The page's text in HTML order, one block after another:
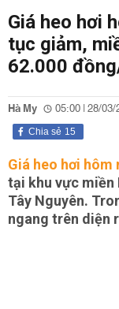
Giá heo hơi
tục giảm,
62.000
Hà My 05:00 | 28/
15
Chia sẻ
Giá heo hơi hôm
tại khu vực miền
Tây Nguyên.
ngang trên diện